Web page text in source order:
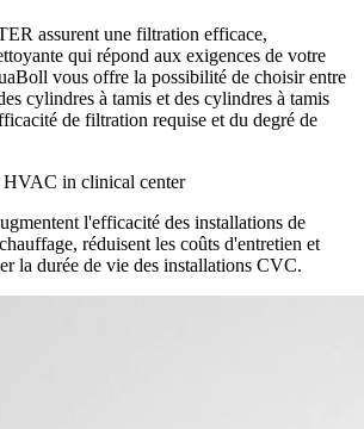
assurent une filtration efficace,
qui répond aux exigences de votre
vous offre la possibilité de choisir entre
cylindres à tamis et des cylindres à tamis
de filtration requise et du degré de
l'efficacité des installations de
réduisent les coûts d'entretien et
la durée de vie des installations CVC.